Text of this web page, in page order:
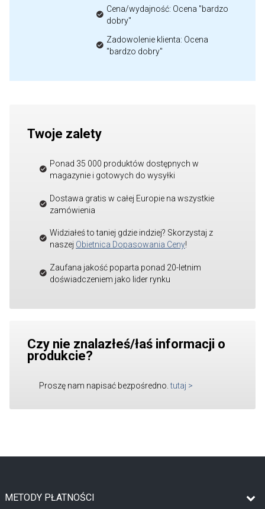
Cena/wydajność: Ocena "bardzo
dobry"
Zadowolenie klienta: Ocena
"bardzo dobry"
Twoje zalety
Ponad 35 000 produktów dostępnych w
magazynie i gotowych do wysyłki
Dostawa gratis w całej Europie na wszystkie
zamówienia
Widziałeś to taniej gdzie indziej? Skorzystaj z
naszej Obietnica Dopasowania Ceny!
Zaufana jakość poparta ponad 20-letnim
doświadczeniem jako lider rynku
Czy nie znalazłeś/łaś informacji o
produkcie?
Proszę nam napisać bezpośredno. tutaj >
METODY PŁATNOŚCI